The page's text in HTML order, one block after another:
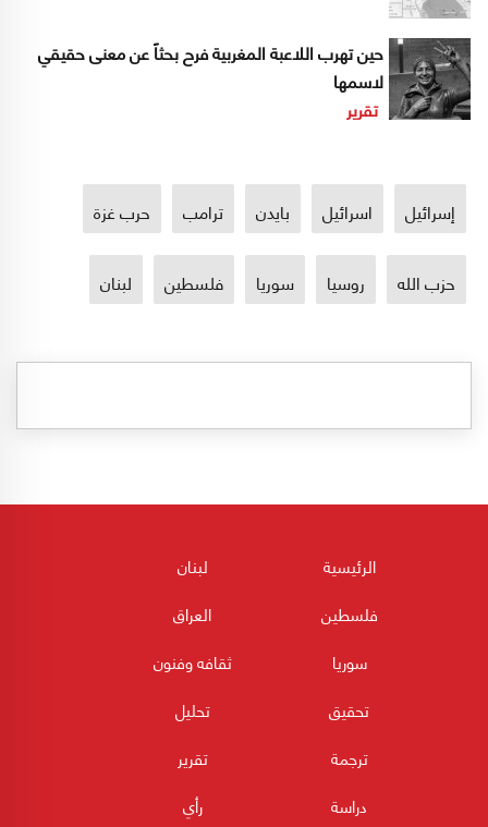
حين تهرب اللاعبة المغربية فرح بحثاً عن معنى حقيقي
لاسمها
تقرير
إسرائيل اسرائيل بايدن ترامب حرب غزة
حزب الله روسيا سوريا فلسطين لبنان
الرئيسية
لبنان
فلسطين
العراق
سوريا
ثقافه وفنون
تحقيق
تحليل
ترجمة
تقرير
دراسة
رأي